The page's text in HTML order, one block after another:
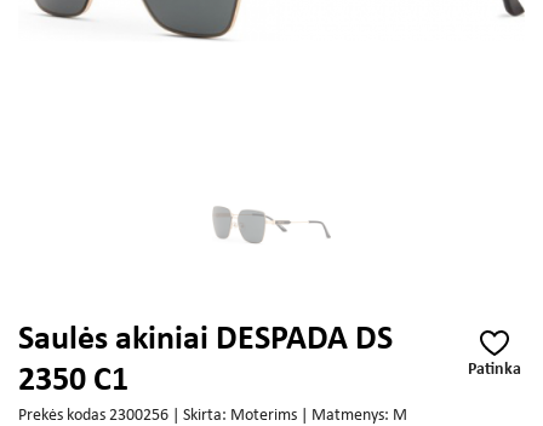
Patinka
Saulės akiniai DESPADA DS
2350 C1
Prekės kodas 2300256 | Skirta: Moterims | Matmenys: M